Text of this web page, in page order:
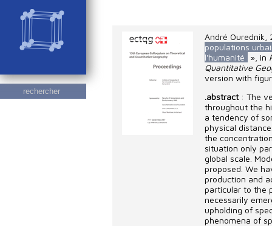
rechercher
André Ourednik
populations
l'humanité
», in
Quantitative
version with
.abstract: The
throughout the
a tendency of
physical
the
situation only
global scale.
proposed. We
production and
particular to the
necessarily
upholding of
phenomena of